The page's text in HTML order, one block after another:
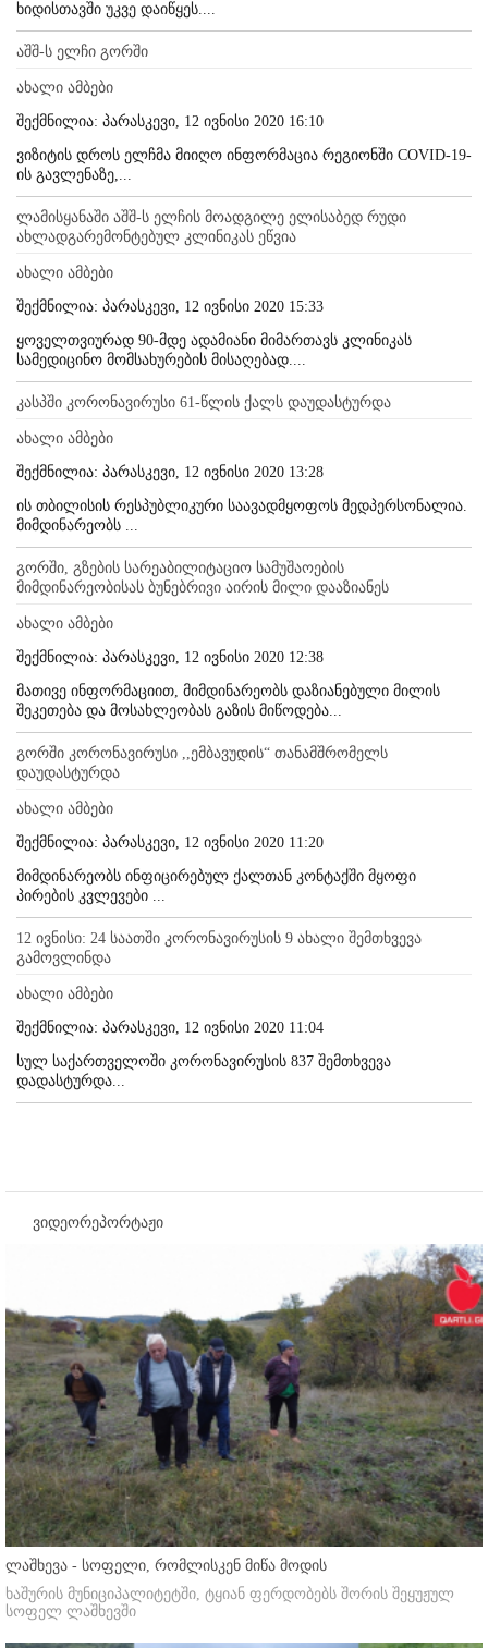
ხიდისთავში უკვე დაიწყეს....
აშშ-ს ელჩი გორში
ახალი ამბები
შექმნილია: პარასკევი, 12 ივნისი 2020 16:10
ვიზიტის დროს ელჩმა მიიღო ინფორმაცია რეგიონში COVID-19-
ის გავლენაზე,...
ლამისყანაში აშშ-ს ელჩის მოადგილე ელისაბედ რუდი
ახლადგარემონტებულ კლინიკას ეწვია
ახალი ამბები
შექმნილია: პარასკევი, 12 ივნისი 2020 15:33
ყოველთვიურად 90-მდე ადამიანი მიმართავს კლინიკას
სამედიცინო მომსახურების მისაღებად....
კასპში კორონავირუსი 61-წლის ქალს დაუდასტურდა
ახალი ამბები
შექმნილია: პარასკევი, 12 ივნისი 2020 13:28
ის თბილისის რესპუბლიკური საავადმყოფოს მედპერსონალია.
მიმდინარეობს ...
გორში, გზების სარეაბილიტაციო სამუშაოების
მიმდინარეობისას ბუნებრივი აირის მილი დააზიანეს
ახალი ამბები
შექმნილია: პარასკევი, 12 ივნისი 2020 12:38
მათივე ინფორმაციით, მიმდინარეობს დაზიანებული მილის
შეკეთება და მოსახლეობას გაზის მიწოდება...
გორში კორონავირუსი ,,ემბავუდის“ თანამშრომელს
დაუდასტურდა
ახალი ამბები
შექმნილია: პარასკევი, 12 ივნისი 2020 11:20
მიმდინარეობს ინფიცირებულ ქალთან კონტაქში მყოფი
პირების კვლევები ...
12 ივნისი: 24 საათში კორონავირუსის 9 ახალი შემთხვევა
გამოვლინდა
ახალი ამბები
შექმნილია: პარასკევი, 12 ივნისი 2020 11:04
სულ საქართველოში კორონავირუსის 837 შემთხვევა
დადასტურდა...
ვიდეორეპორტაჟი
ლაშხევა - სოფელი, რომლისკენ მიწა მოდის
ხაშურის მუნიციპალიტეტში, ტყიან ფერდობებს შორის შეყუჟულ
სოფელ ლაშხევში